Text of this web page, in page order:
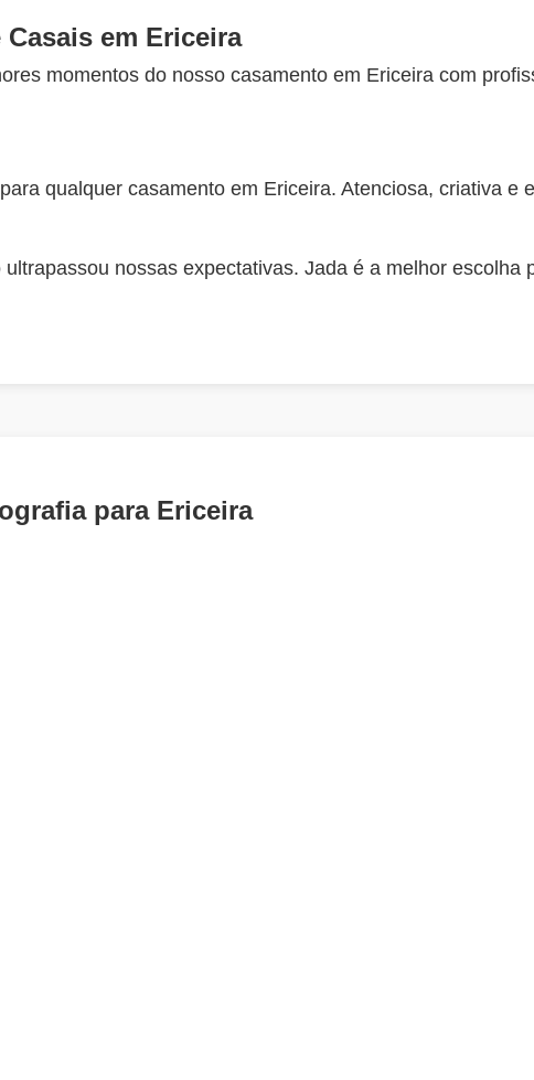
em Ericeira
momentos do nosso casamento em Ericeira com
qualquer casamento em Ericeira. Atenciosa, criativa e
nossas expectativas. Jada é a melhor escolha
para Ericeira